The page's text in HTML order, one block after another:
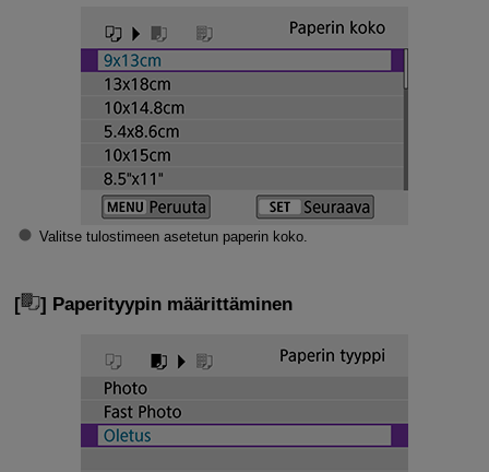
Valitse tulostimeen asetetun paperin koko.
[ ] Paperityypin määrittäminen